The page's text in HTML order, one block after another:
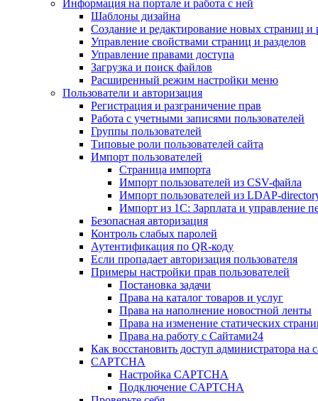
Информация на портале и работа с ней
Шаблоны дизайна
Создание и редактирование новых страниц и
Управление свойствами страниц и разделов
Управление правами доступа
Загрузка и поиск файлов
Расширенный режим настройки меню
Пользователи и авторизация
Регистрация и разграничение прав
Работа с учетными записями пользователей
Группы пользователей
Типовые роли пользователей сайта
Импорт пользователей
Страница импорта
Импорт пользователей из CSV-файла
Импорт пользователей из LDAP-
Импорт из 1С: Зарплата и управление
Безопасная авторизация
Контроль слабых паролей
Аутентификация по QR-коду
Если пропадает авторизация пользователя
Примеры настройки прав пользователей
Постановка задачи
Права на каталог товаров и услуг
Права на наполнение новостной ленты
Права на изменение статических
Права на работу с Сайтами24
Как восстановить доступ администратора на
CAPTCHA
Настройка CAPTCHA
Подключение CAPTCHA